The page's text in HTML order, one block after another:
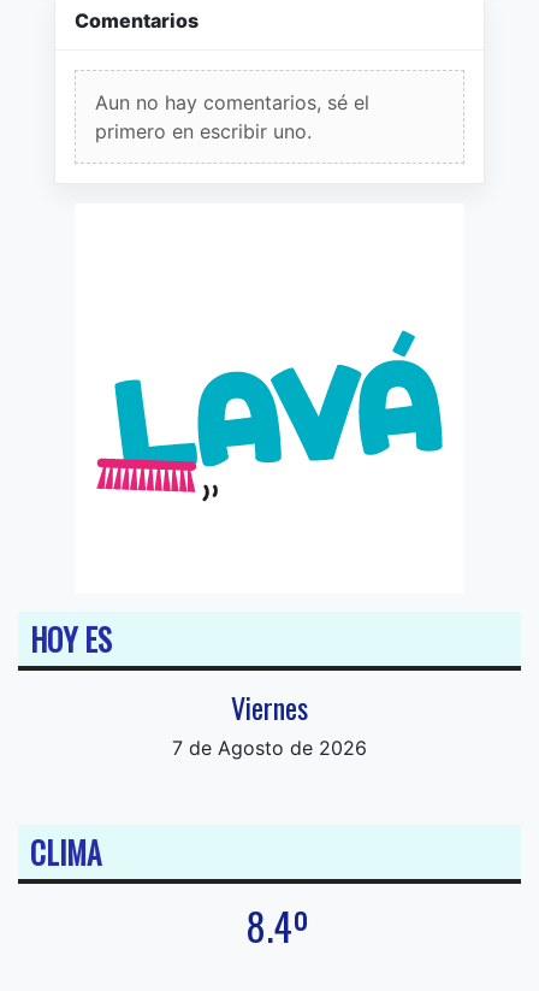
Comentarios
Aun no hay comentarios, sé el
primero en escribir uno.
HOY ES
Viernes
7 de Agosto de 2026
CLIMA
8.4º